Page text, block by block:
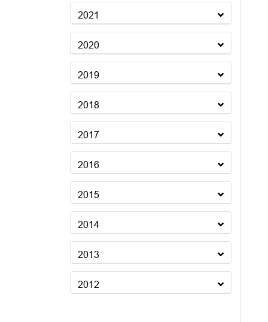
2021
2020
2019
2018
2017
2016
2015
2014
2013
2012